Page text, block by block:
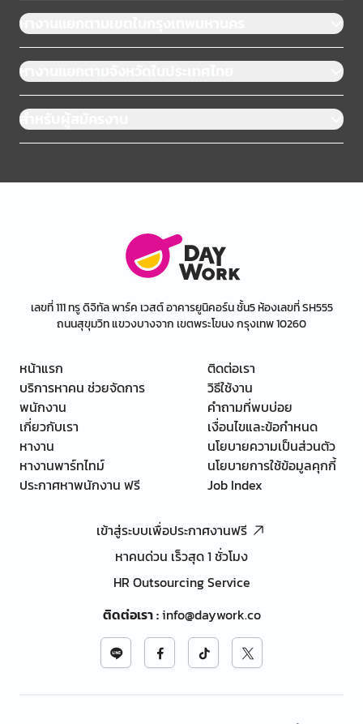
หางานแยกตามเขตในกรุงเทพมหานคร
หางานแยกตามจังหวัดในประเทศไทย
สำหรับผู้สมัครงาน
เลขที่ 111 ทรู ดิจิทัล พาร์ค เวสต์ อาคารยูนิคอร์น ชั้น5 ห้องเลขที่ SH555
ถนนสุขุมวิท แขวงบางจาก เขตพระโขนง กรุงเทพ 10260
หน้าแรก
บริการหาคน ช่วยจัดการ
พนักงาน
เกี่ยวกับเรา
หางาน
หางานพาร์ทไทม์
ประกาศหาพนักงาน ฟรี
ติดต่อเรา
วิธีใช้งาน
คำถามที่พบบ่อย
เงื่อนไขและข้อกำหนด
นโยบายความเป็นส่วนตัว
นโยบายการใช้ข้อมูลคุกกี้
Job Index
เข้าสู่ระบบเพื่อประกาศงานฟรี
หาคนด่วน เร็วสุด 1 ชั่วโมง
HR Outsourcing Service
ติดต่อเรา:info@daywork.co